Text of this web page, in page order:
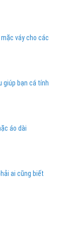
váy cho các
giúp bạn cá tính
áo dài
ai cũng biết